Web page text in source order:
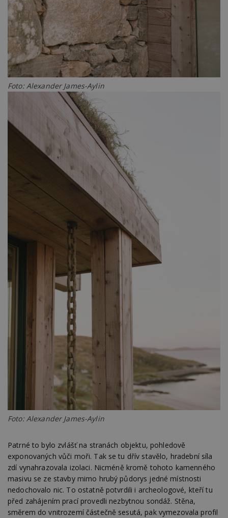
Foto: Alexander James-Aylin
Foto: Alexander James-Aylin
Patrné to bylo zvlášť na stranách objektu, pohledově
exponovaných vůči moři. Tak se tu dřív stavělo, hradební síla
zdí vynahrazovala izolaci. Nicméně kromě tohoto kamenného
masivu se ze stavby mimo hrubý půdorys jedné místnosti
nedochovalo nic. To ostatně potvrdili i archeologové, kteří tu
před zahájením prací provedli nezbytnou sondáž. Stěna,
směrem do vnitrozemí částečně sesutá, pak vymezovala profil